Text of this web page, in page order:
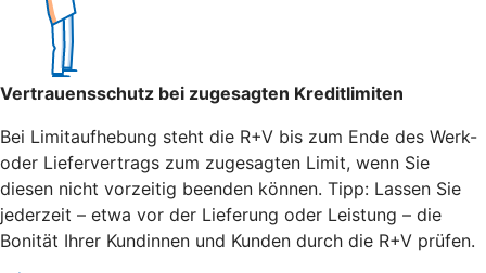
Vertrauensschutz bei zugesagten Kreditlimiten
Bei Limitaufhebung steht die R+V bis zum Ende des Werk-
oder Liefervertrags zum zugesagten Limit, wenn Sie
diesen nicht vorzeitig beenden können. Tipp: Lassen Sie
jederzeit – etwa vor der Lieferung oder Leistung – die
Bonität Ihrer Kundinnen und Kunden durch die R+V prüfen.